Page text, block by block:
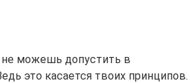
можешь допустить в
это касается твоих принципов.